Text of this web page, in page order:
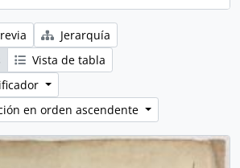
Jerarquía
Vista de tabla
en orden ascendente